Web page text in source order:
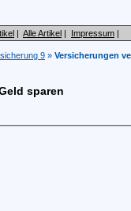
| Alle Artikel | Impressum |
9 » Versicherungen
sparen